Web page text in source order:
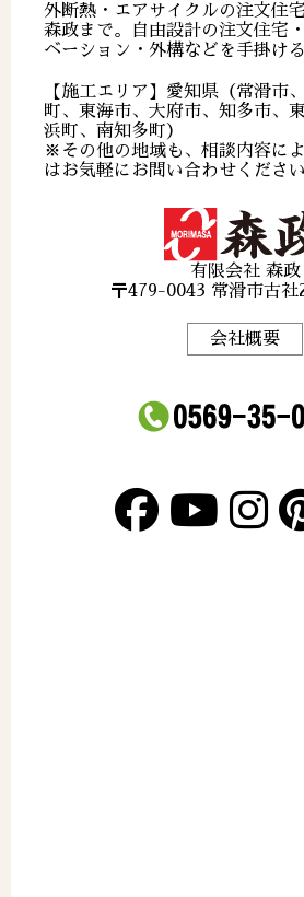
外断熱・エアサイクルの注文住
森政まで。自由設計の注文住宅
ベーション・外構などを手掛け
【施工エリア】愛知県（常滑市
町、東海市、大府市、知多市、
浜町、南知多町）
※その他の地域も、相談内容に
はお気軽にお問い合わせください
有限会社 森政
〒479-0043 常滑市古社
会社概要